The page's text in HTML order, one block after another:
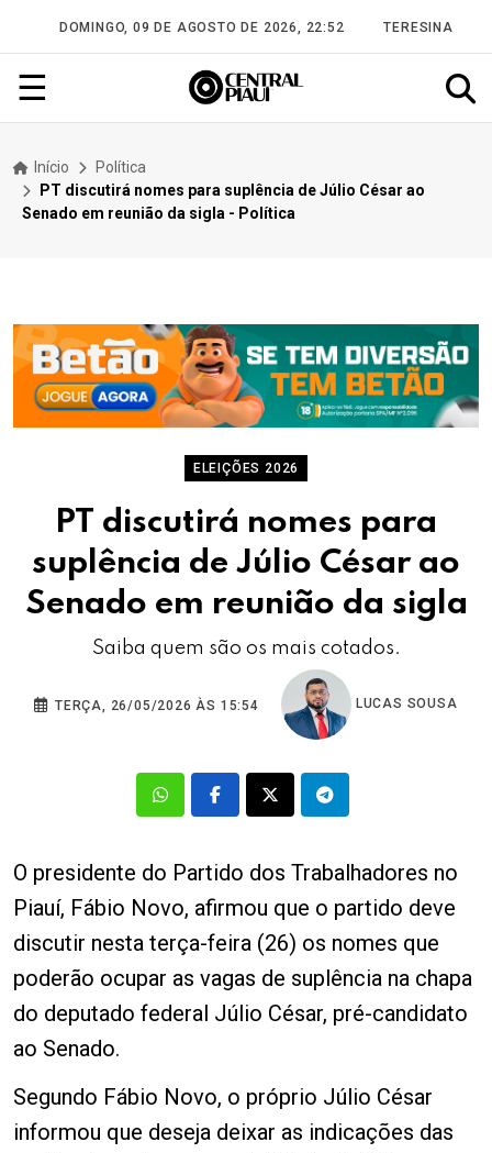
DOMINGO, 09 DE AGOSTO DE 2026, 22:52 TERESINA
☰
Início
Política
PT discutirá nomes para suplência de Júlio César ao
Senado em reunião da sigla - Política
ELEIÇÕES 2026
PT discutirá nomes para
suplência de Júlio César ao
Senado em reunião da sigla
Saiba quem são os mais cotados.
TERÇA, 26/05/2026 ÀS 15:54 LUCAS SOUSA
O presidente do Partido dos Trabalhadores no
Piauí, Fábio Novo, afirmou que o partido deve
discutir nesta terça-feira (26) os nomes que
poderão ocupar as vagas de suplência na chapa
do deputado federal Júlio César, pré-candidato
ao Senado.
Segundo Fábio Novo, o próprio Júlio César
informou que deseja deixar as indicações das